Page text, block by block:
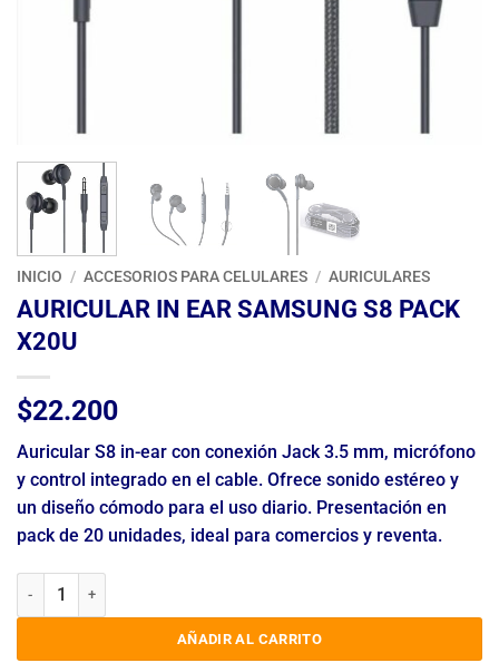
INICIO / ACCESORIOS PARA CELULARES / AURICULARES
AURICULAR IN EAR SAMSUNG S8 PACK
X20U
$22.200
Auricular S8 in-ear con conexión Jack 3.5 mm, micrófono
y control integrado en el cable. Ofrece sonido estéreo y
un diseño cómodo para el uso diario. Presentación en
pack de 20 unidades, ideal para comercios y reventa.
AURICULAR IN EAR SAMSUNG S8 PACK X20U cantidad
AÑADIR AL CARRITO